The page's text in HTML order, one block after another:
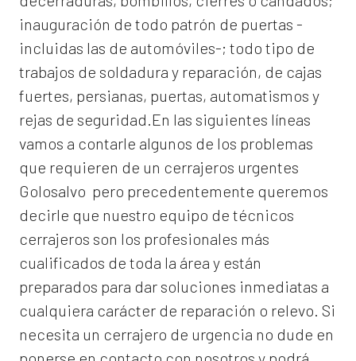
inauguración de todo patrón de puertas -
incluidas las de automóviles-; todo tipo de
trabajos de soldadura y reparación, de cajas
fuertes, persianas, puertas, automatismos y
rejas de seguridad.En las siguientes líneas
vamos a contarle algunos de los problemas
que requieren de un cerrajeros urgentes
Golosalvo pero precedentemente queremos
decirle que nuestro equipo de técnicos
cerrajeros son los profesionales más
cualificados de toda la área y están
preparados para dar soluciones inmediatas a
cualquiera carácter de reparación o relevo. Si
necesita un cerrajero de urgencia no dude en